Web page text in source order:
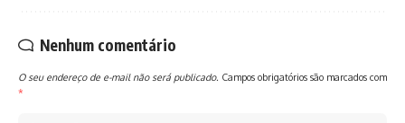
Nenhum comentário
O seu endereço de e-mail não será publicado. Campos obrigatórios são marcados com
*